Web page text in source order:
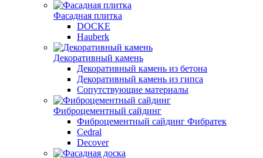
Фасадная плитка
DOCKE
Hauberk
Декоративный камень
Декоративный камень из бетона
Декоративный камень из гипса
Сопутствующие материалы
Фиброцементный сайдинг
Фиброцементный сайдинг Фибратек
Cedral
Decover